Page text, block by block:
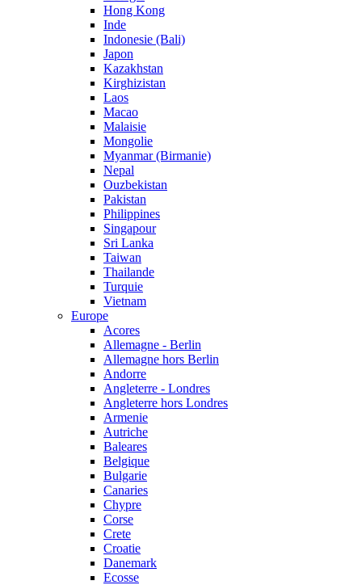
Hong Kong
Inde
Indonesie (Bali)
Japon
Kazakhstan
Kirghizistan
Laos
Macao
Malaisie
Mongolie
Myanmar (Birmanie)
Nepal
Ouzbekistan
Pakistan
Philippines
Singapour
Sri Lanka
Taiwan
Thailande
Turquie
Vietnam
Europe
Acores
Allemagne - Berlin
Allemagne hors Berlin
Andorre
Angleterre - Londres
Angleterre hors Londres
Armenie
Autriche
Baleares
Belgique
Bulgarie
Canaries
Chypre
Corse
Crete
Croatie
Danemark
Ecosse